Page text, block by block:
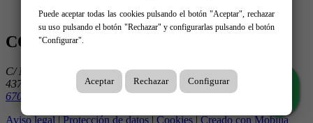
Contacto
CONTÁCTANOS
C/ Margalló 15
43700 El Vendrell
670 346 065
Aviso legal | Protección de datos | Cookies | Creado con Mobilia
Puede aceptar todas las cookies pulsando el botón "Aceptar", rechazar
su uso pulsando el botón "Rechazar" y configurarlas pulsando el botón
"Configurar".
Aceptar Rechazar Configurar